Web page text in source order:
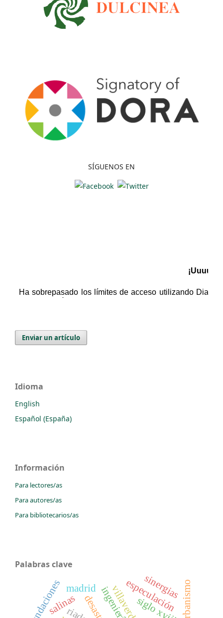
SÍGUENOS EN
Enviar un artículo
Idioma
English
Español (España)
Información
Para lectores/as
Para autores/as
Para bibliotecarios/as
Palabras clave
ingeniería
desastre
inundaciones siglo xviii
especulación
villaverde
madrid urbanismo
sinergias
salinas